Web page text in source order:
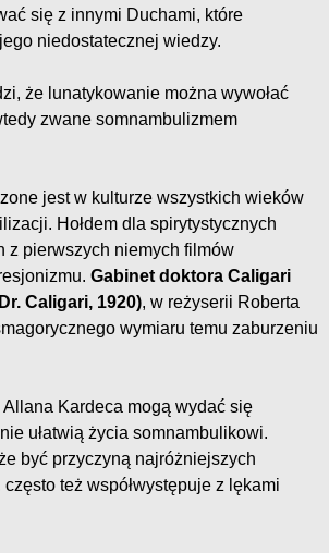
się z innymi Duchami, które
niedostatecznej wiedzy.
że lunatykowanie można wywołać
zwane somnambulizmem
jest w kulturze wszystkich wieków
Hołdem dla spirytystycznych
z pierwszych niemych filmów
Gabinet doktora Caligari
Caligari, 1920), w reżyserii Roberta
wymiaru temu zaburzeniu
Kardeca mogą wydać się
ułatwią życia somnambulikowi.
być przyczyną najróżniejszych
też współwystępuje z lękami